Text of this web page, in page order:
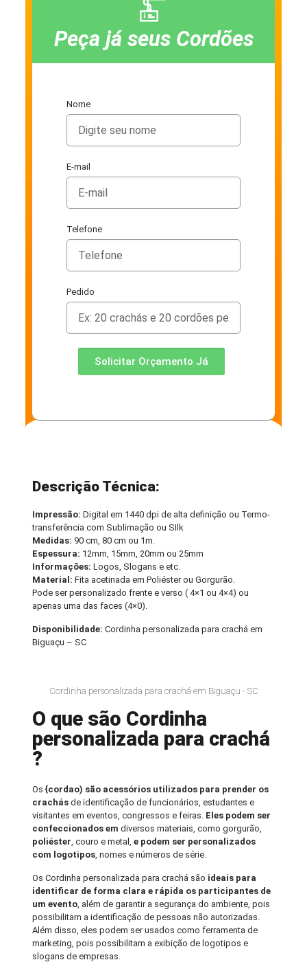
Peça já seus Cordões
Nome
E-mail
Telefone
Pedido
Solicitar Orçamento Já
Descrição Técnica:
Impressão: Digital em 1440 dpi de alta definição ou Termo-
transferência com Sublimação ou SIlk
Medidas: 90 cm, 80 cm ou 1m.
Espessura: 12mm, 15mm, 20mm ou 25mm
Informações:Logos, Slogans e etc.
Material: Fita acetinada em Poliéster ou Gorgurão.
Pode ser personalizado frente e verso ( 4×1 ou 4×4) ou
apenas uma das faces (4×0).
Disponibilidade:Cordinha personalizada para crachá em
Biguaçu – SC
Cordinha personalizada para crachá em Biguaçu - SC
O que são Cordinha
personalizada para crachá
?
Os {cordao) são acessórios utilizados para prender os
crachás de identificação de funcionários, estudantes e
visitantes em eventos, congressos e feiras. Eles podem ser
confeccionados emdiversos materiais, como gorgurão,
poliéster, couro e metal,e podem ser personalizados
com logotipos, nomes e números de série.
Os Cordinha personalizada para crachá são ideais para
identificar de forma clara e rápida os participantes de
um evento, além de garantir a segurança do ambiente, pois
possibilitam a identificação de pessoas não autorizadas.
Além disso, eles podem ser usados como ferramenta de
marketing, pois possibilitam a exibição de logotipos e
slogans de empresas.